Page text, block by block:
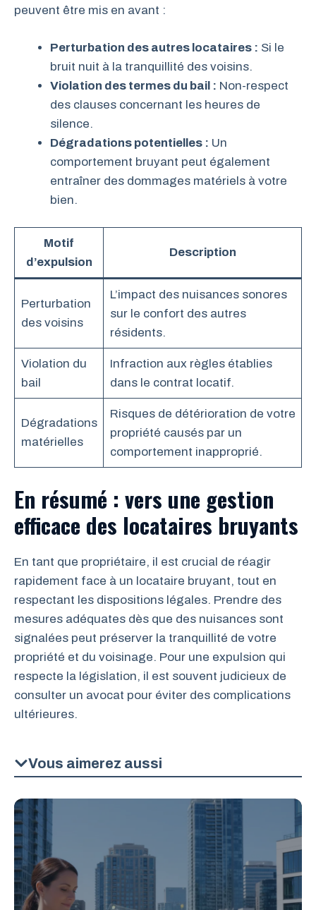
peuvent être mis en avant :
Perturbation des autres locataires : Si le
bruit nuit à la tranquillité des voisins.
Violation des termes du bail : Non-respect
des clauses concernant les heures de
silence.
Dégradations potentielles : Un
comportement bruyant peut également
entraîner des dommages matériels à votre
bien.
Motif
d’expulsion
Description
Perturbation
des voisins
L’impact des nuisances sonores
sur le confort des autres
résidents.
Violation du
bail
Infraction aux règles établies
dans le contrat locatif.
Dégradations
matérielles
Risques de détérioration de votre
propriété causés par un
comportement inapproprié.
En résumé : vers une gestion
efficace des locataires bruyants
En tant que propriétaire, il est crucial de réagir
rapidement face à un locataire bruyant, tout en
respectant les dispositions légales. Prendre des
mesures adéquates dès que des nuisances sont
signalées peut préserver la tranquillité de votre
propriété et du voisinage. Pour une expulsion qui
respecte la législation, il est souvent judicieux de
consulter un avocat pour éviter des complications
ultérieures.
Vous aimerez aussi